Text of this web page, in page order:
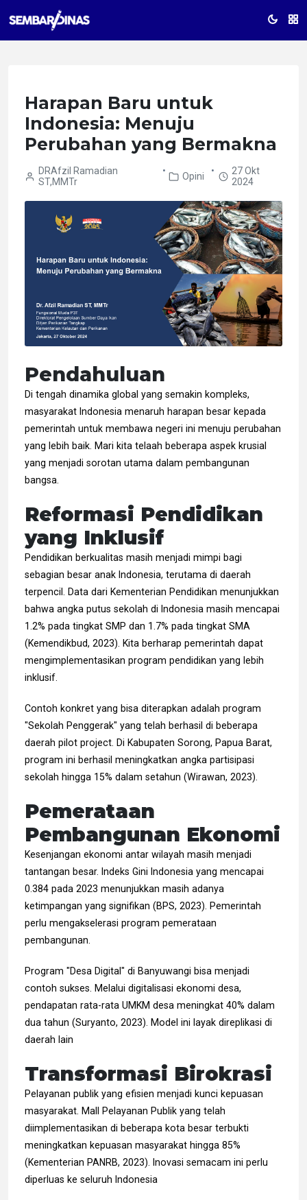
Harapan Baru untuk
Indonesia: Menuju
Perubahan yang Bermakna
DRAfzil Ramadian
ST,MMTr
• Opini •
27 Okt
2024
Pendahuluan
Di tengah dinamika global yang semakin kompleks,
masyarakat Indonesia menaruh harapan besar kepada
pemerintah untuk membawa negeri ini menuju perubahan
yang lebih baik. Mari kita telaah beberapa aspek krusial
yang menjadi sorotan utama dalam pembangunan
bangsa.
Reformasi Pendidikan
yang Inklusif
Pendidikan berkualitas masih menjadi mimpi bagi
sebagian besar anak Indonesia, terutama di daerah
terpencil. Data dari Kementerian Pendidikan menunjukkan
bahwa angka putus sekolah di Indonesia masih mencapai
1.2% pada tingkat SMP dan 1.7% pada tingkat SMA
(Kemendikbud, 2023). Kita berharap pemerintah dapat
mengimplementasikan program pendidikan yang lebih
inklusif.
Contoh konkret yang bisa diterapkan adalah program
"Sekolah Penggerak" yang telah berhasil di beberapa
daerah pilot project. Di Kabupaten Sorong, Papua Barat,
program ini berhasil meningkatkan angka partisipasi
sekolah hingga 15% dalam setahun (Wirawan, 2023).
Pemerataan
Pembangunan Ekonomi
Kesenjangan ekonomi antar wilayah masih menjadi
tantangan besar. Indeks Gini Indonesia yang mencapai
0.384 pada 2023 menunjukkan masih adanya
ketimpangan yang signifikan (BPS, 2023). Pemerintah
perlu mengakselerasi program pemerataan
pembangunan.
Program "Desa Digital" di Banyuwangi bisa menjadi
contoh sukses. Melalui digitalisasi ekonomi desa,
pendapatan rata-rata UMKM desa meningkat 40% dalam
dua tahun (Suryanto, 2023). Model ini layak direplikasi di
daerah lain
Transformasi Birokrasi
Pelayanan publik yang efisien menjadi kunci kepuasan
masyarakat. Mall Pelayanan Publik yang telah
diimplementasikan di beberapa kota besar terbukti
meningkatkan kepuasan masyarakat hingga 85%
(Kementerian PANRB, 2023). Inovasi semacam ini perlu
diperluas ke seluruh Indonesia